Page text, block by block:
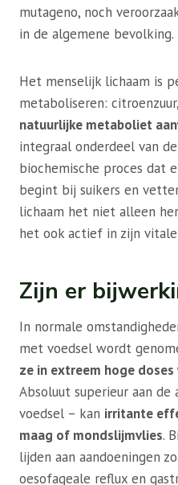
mutageno, noch
in de algemene bevolking.
Het menselijk lichaam is
metaboliseren:
natuurlijke metaboliet
integraal onderdeel van
biochemische proces dat
begint bij suikers en
lichaam het niet alleen
het ook actief in zijn vitale
Zijn er
In normale
met voedsel wordt
ze in extreem hoge
Absoluut superieur aan
voedsel – kan irritante
maag of mondslijmvlies.
lijden aan aandoeningen
oesofageale reflux en